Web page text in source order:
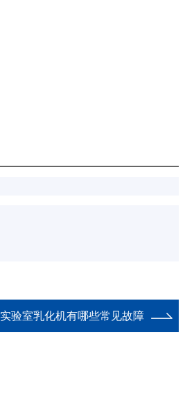
实验室乳化机有哪些常见故障